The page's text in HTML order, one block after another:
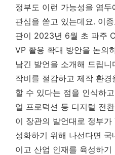
정부도 이런 가능성을 염
관심을 쏟고 있는데요. 이
관이 2023년 6월 초 파주
VP 활용 확대 방안을 논의
남긴 발언을 소개해 드립니
작비를 절감하고 제작 환
할 수 있다는 점을 인식하
얼 프로덕션 등 디지털 전
이 장관의 발언대로 정부
성화하기 위해 나선다면
이고 산업 인재를 육성하